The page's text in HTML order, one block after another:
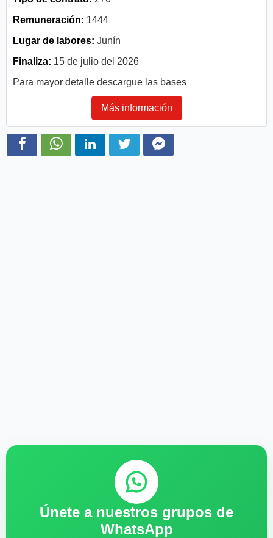
Remuneración: 1444
Lugar de labores: Junín
Finaliza: 15 de julio del 2026
Para mayor detalle descargue las bases
Más información
Únete a nuestros grupos de
WhatsApp